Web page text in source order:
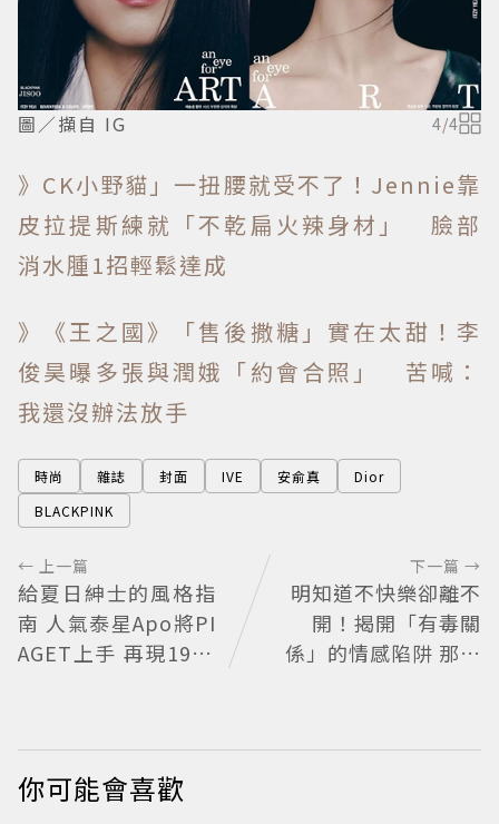
圖／擷自 IG 4/4
》CK小野貓」一扭腰就受不了！Jennie靠
皮拉提斯練就「不乾扁火辣身材」 臉部
消水腫1招輕鬆達成
》《王之國》「售後撒糖」實在太甜！李
俊昊曝多張與潤娥「約會合照」 苦喊：
我還沒辦法放手
時尚 雜誌 封面 IVE 安俞真
Dior
BLACKPINK
← 上一篇
給夏日紳士的風格指
南 人氣泰星Apo將PI
AGET上手 再現1970
下一篇 →
明知道不快樂卻離不
開！揭開「有毒關
係」的情感陷阱 那些
戒？
你可能會喜歡